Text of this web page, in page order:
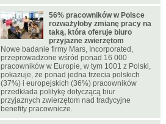
56% pracowników w Polsce
rozważyłoby zmianę pracy na
taką, która oferuje biuro
przyjazne zwierzętom
Nowe badanie firmy Mars, Incorporated,
przeprowadzone wśród ponad 16 000
pracowników w Europie, w tym 1001 z Polski,
pokazuje, że ponad jedna trzecia polskich
(37%) i europejskich (36%) pracowników
przedkłada politykę dotyczącą biur
przyjaznych zwierzętom nad tradycyjne
benefity pracownicze.